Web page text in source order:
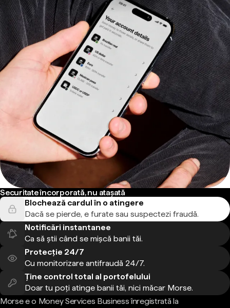
Securitate încorporată, nu atașată
Blochează cardul în o atingere
Dacă se pierde, e furate sau suspectezi fraudă.
Notificări instantanee
Ca să știi când se mișcă banii tăi.
Protecție 24/7
Cu monitorizare antifraudă 24/7.
Ține control total al portofelului
Doar tu poți atinge banii tăi, nici măcar Morse.
Morse e o Money Services Business înregistrată la